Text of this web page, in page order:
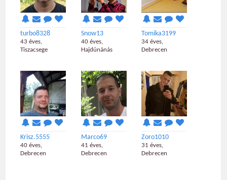
turbo8328
43 éves,
Tiszacsege
Snow13
40 éves,
Hajdúnánás
Tomika3199
34 éves,
Debrecen
Krisz.5555
40 éves,
Debrecen
Marco69
41 éves,
Debrecen
Zoro1010
31 éves,
Debrecen